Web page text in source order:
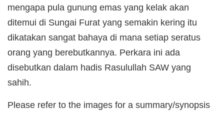
mengapa pula gunung emas yang kelak akan
ditemui di Sungai Furat yang semakin kering itu
dikatakan sangat bahaya di mana setiap seratus
orang yang berebutkannya. Perkara ini ada
disebutkan dalam hadis Rasulullah SAW yang
sahih.
Please refer to the images for a summary/synopsis